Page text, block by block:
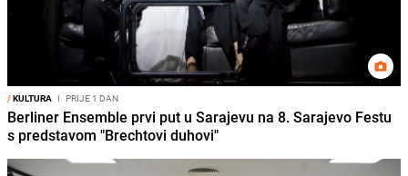
/KULTURA I PRIJE 1 DAN
Berliner Ensemble prvi put u Sarajevu na 8. Sarajevo Festu
s predstavom "Brechtovi duhovi"